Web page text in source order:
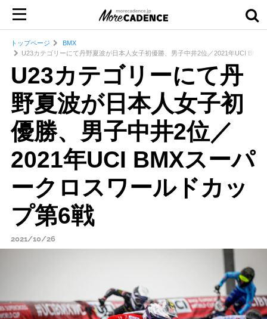
トップページ
BMX
U23カテゴリーにて丹野夏波が日本人女子初優勝、男子中井2位／2021年UCI BMX
U23カテゴリーにて丹
野夏波が日本人女子初
優勝、男子中井2位／
2021年UCI BMXスーパ
ークロスワールドカッ
プ第6戦
2021/10/26